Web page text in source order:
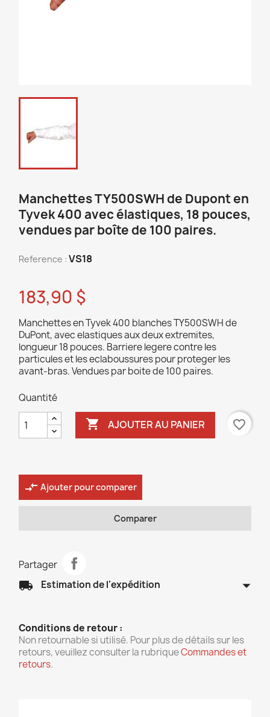
Manchettes TY500SWH de Dupont en
Tyvek 400 avec élastiques, 18 pouces,
vendues par boîte de 100 paires.
Reference : VS18
183,90 $
Manchettes en Tyvek 400 blanches TY500SWH de
DuPont, avec elastiques aux deux extremites,
longueur 18 pouces. Barriere legere contre les
particules et les eclaboussures pour proteger les
avant-bras. Vendues par boite de 100 paires.
Quantité
 AJOUTER AU PANIER favorite_border
compare_arrows Ajouter pour comparer
Comparer
Partager
local_shipping Estimation de l'expédition arrow_drop_down
Conditions de retour :
Non retournable si utilisé. Pour plus de détails sur les
retours, veuillez consulter la rubriqueCommandes et
retours.